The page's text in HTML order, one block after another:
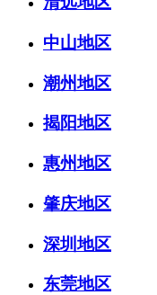
中山地区
潮州地区
揭阳地区
惠州地区
肇庆地区
深圳地区
东莞地区